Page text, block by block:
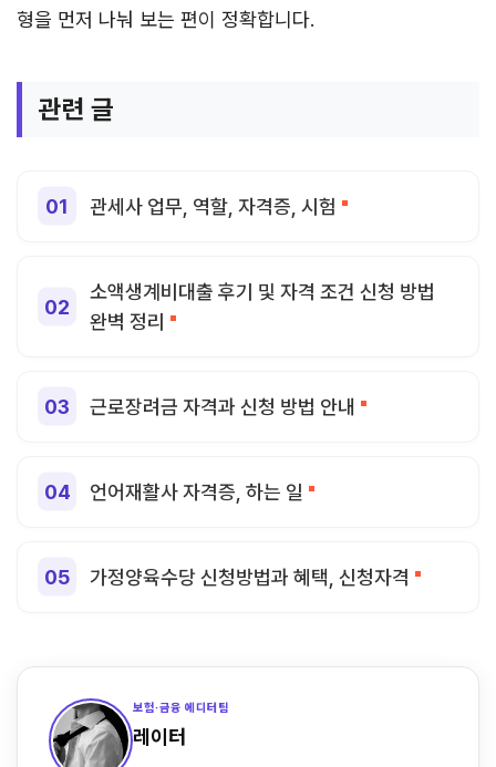
형을 먼저 나눠 보는 편이 정확합니다.
관련 글
관세사 업무, 역할, 자격증, 시험
소액생계비대출 후기 및 자격 조건 신청 방법
완벽 정리
근로장려금 자격과 신청 방법 안내
언어재활사 자격증, 하는 일
가정양육수당 신청방법과 혜택, 신청자격
보험·금융 에디터팀
레이터